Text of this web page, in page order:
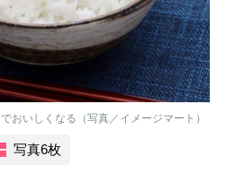
おいしくなる（写真／イメージマート）
写真6枚